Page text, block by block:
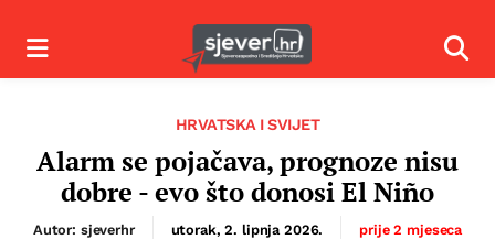
Izbornik
HRVATSKA I SVIJET
Alarm se pojačava, prognoze nisu
dobre - evo što donosi El Niño
Autor: sjeverhr utorak, 2. lipnja 2026. prije 2 mjeseca